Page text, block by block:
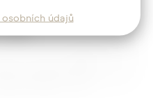
osobních údajů